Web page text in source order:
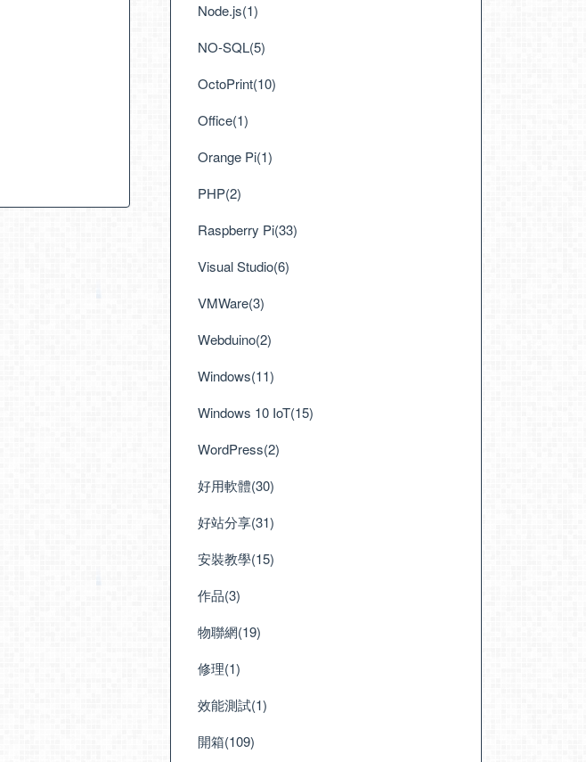
Node.js(1)
NO-SQL(5)
OctoPrint(10)
Office(1)
Orange Pi(1)
PHP(2)
Raspberry Pi(33)
Visual Studio(6)
VMWare(3)
Webduino(2)
Windows(11)
Windows 10 IoT(15)
WordPress(2)
好用軟體(30)
好站分享(31)
安裝教學(15)
作品(3)
物聯網(19)
修理(1)
效能測試(1)
開箱(109)